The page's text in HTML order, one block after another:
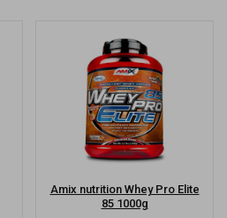
Amix nutrition Whey Pro Elite
85 1000g